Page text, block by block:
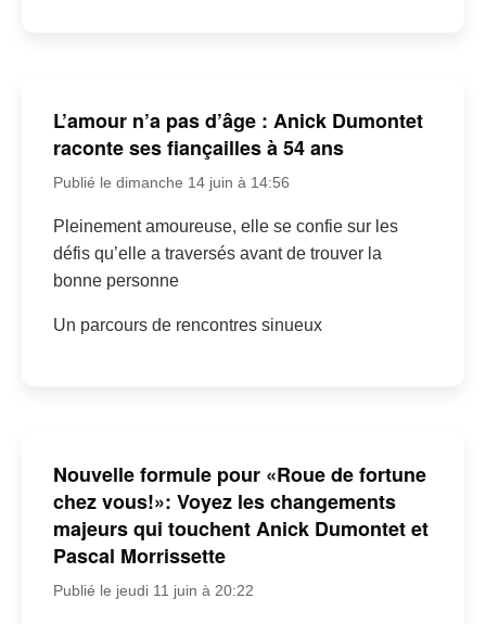
L’amour n’a pas d’âge : Anick Dumontet
raconte ses fiançailles à 54 ans
Publié le dimanche 14 juin à 14:56
Pleinement amoureuse, elle se confie sur les
défis qu’elle a traversés avant de trouver la
bonne personne
Un parcours de rencontres sinueux
Nouvelle formule pour «Roue de fortune
chez vous!»: Voyez les changements
majeurs qui touchent Anick Dumontet et
Pascal Morrissette
Publié le jeudi 11 juin à 20:22